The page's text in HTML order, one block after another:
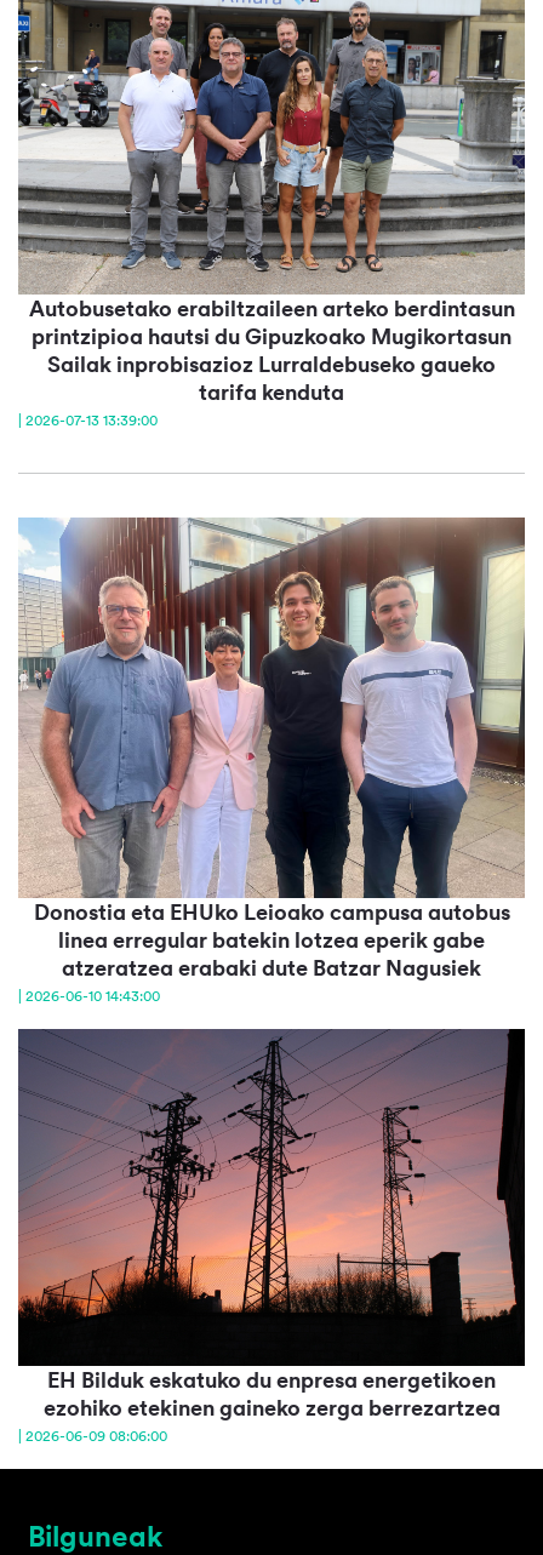
Autobusetako erabiltzaileen arteko berdintasun
printzipioa hautsi du Gipuzkoako Mugikortasun
Sailak inprobisazioz Lurraldebuseko gaueko
tarifa kenduta
| 2026-07-13 13:39:00
Donostia eta EHUko Leioako campusa autobus
linea erregular batekin lotzea eperik gabe
atzeratzea erabaki dute Batzar Nagusiek
| 2026-06-10 14:43:00
EH Bilduk eskatuko du enpresa energetikoen
ezohiko etekinen gaineko zerga berrezartzea
| 2026-06-09 08:06:00
Bilguneak